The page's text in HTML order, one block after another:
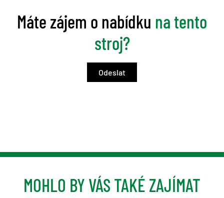
Máte zájem o nabídku na tento
stroj?
MOHLO BY VÁS TAKÉ ZAJÍMAT